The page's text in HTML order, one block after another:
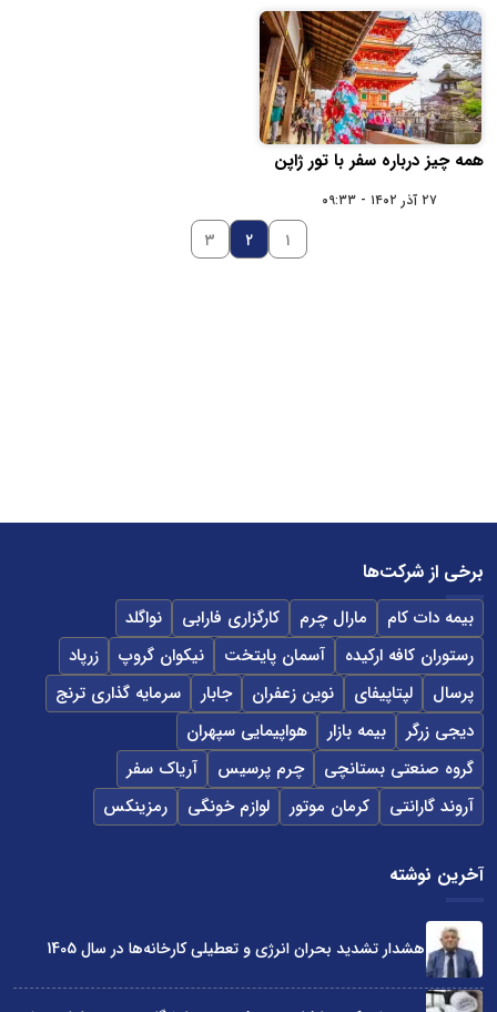
همه چیز درباره سفر با تور ژاپن
۲۷ آذر ۱۴۰۲ - ۰۹:۳۳
۱ ۲ ۳
برخی از شرکت‌ها
بیمه دات کام مارال چرم کارگزاری فارابی
نواگلد
رستوران کافه ارکیده
آسمان پایتخت نیکوان گروپ
زرپاد
پرسال
لپتاپیفای نوین زعفران جابار
سرمایه گذاری ترنج
دیجی زرگر
بیمه بازار
هواپیمایی سپهران
گروه صنعتی بستانچی
چرم پرسیس
آریاک سفر
آروند گارانتی
کرمان موتور لوازم خونگی رمزینکس
آخرین نوشته
هشدار تشدید بحران انرژی و تعطیلی کارخانه‌ها در سال 1405